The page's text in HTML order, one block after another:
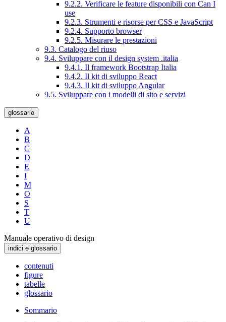
9.2.2. Verificare le feature disponibili con Can I
use
9.2.3. Strumenti e risorse per CSS e JavaScript
9.2.4. Supporto browser
9.2.5. Misurare le prestazioni
9.3. Catalogo del riuso
9.4. Sviluppare con il design system .italia
9.4.1. Il framework Bootstrap Italia
9.4.2. Il kit di sviluppo React
9.4.3. Il kit di sviluppo Angular
9.5. Sviluppare con i modelli di sito e servizi
glossario
A
B
C
D
E
I
M
O
S
T
U
Manuale operativo di design
indici e glossario
contenuti
figure
tabelle
glossario
Sommario